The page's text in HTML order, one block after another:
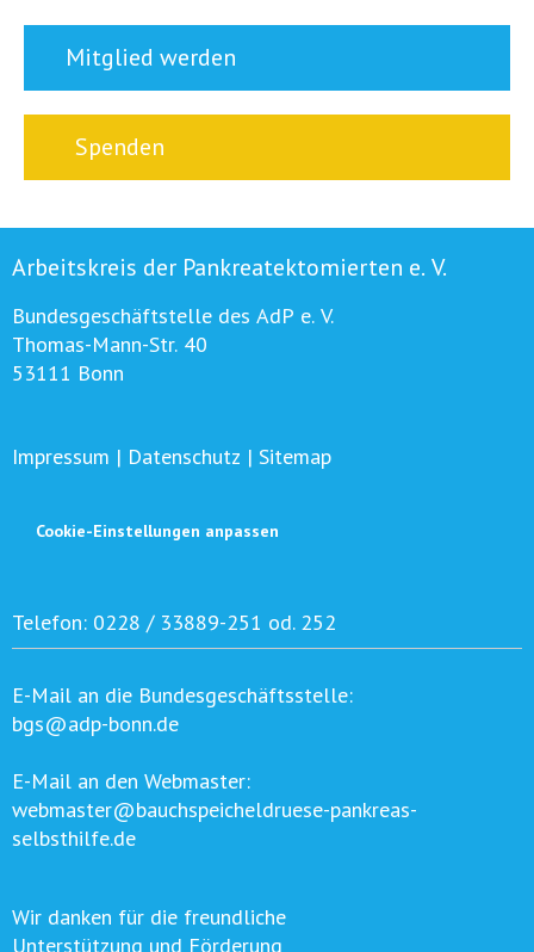
Mitglied werden
Spenden
Arbeitskreis der Pankreatektomierten e. V.
Bundesgeschäftstelle des AdP e. V.
Thomas-Mann-Str. 40
53111 Bonn
Impressum | Datenschutz | Sitemap
Cookie-Einstellungen anpassen
Telefon: 0228 / 33889-251 od. 252
E-Mail an die Bundesgeschäftsstelle:
bgs@adp-bonn.de
E-Mail an den Webmaster:
webmaster@bauchspeicheldruese-pankreas-
selbsthilfe.de
Wir danken für die freundliche
Unterstützung und Förderung